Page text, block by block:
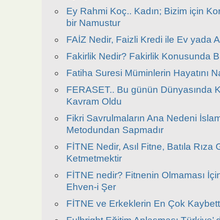
Ey Rahmi Koç.. Kadın; Bizim için
bir Namustur
FAİZ Nedir, Faizli Kredi ile Ev yada
Fakirlik Nedir? Fakirlik Konusunda
Fatiha Suresi Müminlerin Hayatını
FERASET.. Bu günün Dünyasında
Kavram Oldu
Fikri Savrulmaların Ana Nedeni
Metodundan Sapmadır
FİTNE Nedir, Asıl Fitne, Batıla Rıza
Ketmetmektir
FİTNE nedir? Fitnenin Olmaması
Ehven-i Şer
FİTNE ve Erkeklerin En Çok